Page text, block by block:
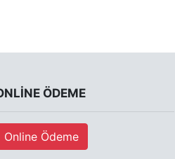
ÖDEME
Online Ödeme